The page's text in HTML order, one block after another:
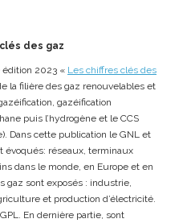
des gaz
édition 2023 « Les chiffres clés des
la filière des gaz renouvelables et
gazéification
puis l’hydrogène et le CCS
Dans cette publication le GNL et
évoqués: réseaux, terminaux
dans le monde, en Europe et en
gaz sont exposés : industrie,
et production d’électricité.
En dernière partie, sont